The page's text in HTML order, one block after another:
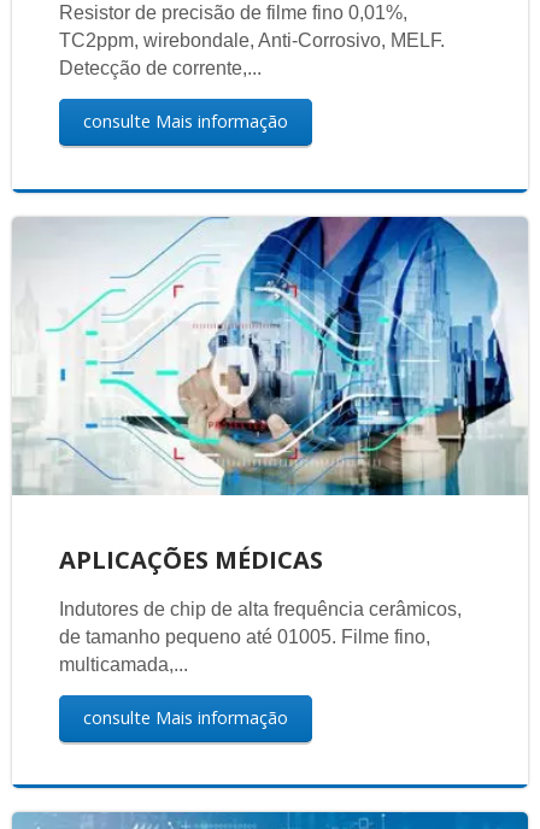
Resistor de precisão de filme fino 0,01%,
TC2ppm, wirebondale, Anti-Corrosivo, MELF.
Detecção de corrente,...
consulte Mais informação
APLICAÇÕES MÉDICAS
Indutores de chip de alta frequência cerâmicos,
de tamanho pequeno até 01005. Filme fino,
multicamada,...
consulte Mais informação